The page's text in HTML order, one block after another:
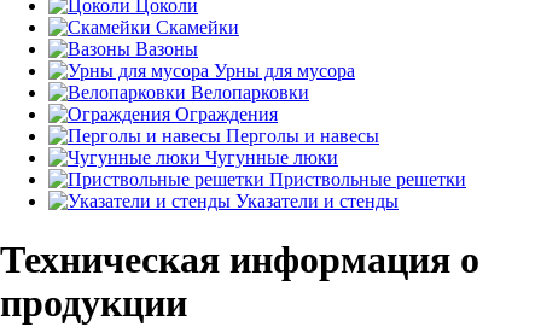
Цоколи
Скамейки
Вазоны
Урны для мусора
Велопарковки
Ограждения
Перголы и навесы
Чугунные люки
Приствольные решетки
Указатели и стенды
Техническая информация о
продукции